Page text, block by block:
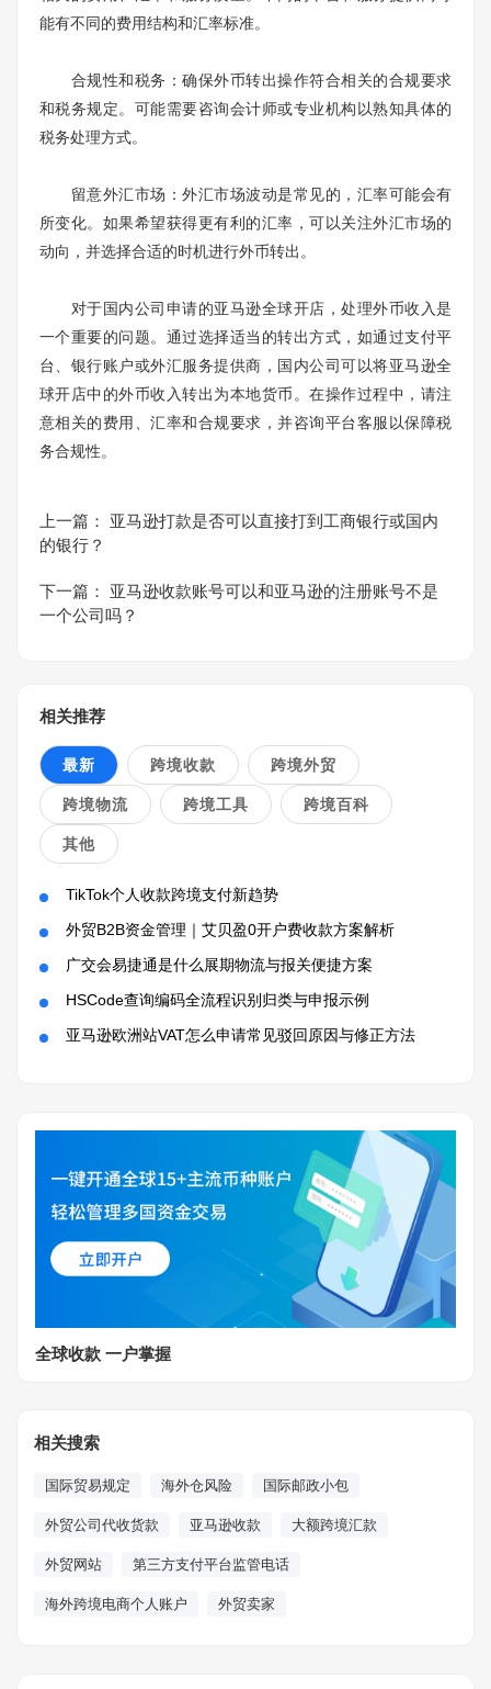
能有不同的费用结构和汇率标准。
合规性和税务：确保外币转出操作符合相关的合规要求
和税务规定。可能需要咨询会计师或专业机构以熟知具体的
税务处理方式。
留意外汇市场：外汇市场波动是常见的，汇率可能会有
所变化。如果希望获得更有利的汇率，可以关注外汇市场的
动向，并选择合适的时机进行外币转出。
对于国内公司申请的亚马逊全球开店，处理外币收入是
一个重要的问题。通过选择适当的转出方式，如通过支付平
台、银行账户或外汇服务提供商，国内公司可以将亚马逊全
球开店中的外币收入转出为本地货币。在操作过程中，请注
意相关的费用、汇率和合规要求，并咨询平台客服以保障税
务合规性。
上一篇：
亚马逊打款是否可以直接打到工商银行或国内
的银行？
下一篇：
亚马逊收款账号可以和亚马逊的注册账号不是
一个公司吗？
相关推荐
最新 跨境收款 跨境外贸
跨境物流 跨境工具 跨境百科
其他
TikTok个人收款跨境支付新趋势
外贸B2B资金管理｜艾贝盈0开户费收款方案解析
广交会易捷通是什么展期物流与报关便捷方案
HSCode查询编码全流程识别归类与申报示例
亚马逊欧洲站VAT怎么申请常见驳回原因与修正方法
全球收款 一户掌握
相关搜索
国际贸易规定 海外仓风险 国际邮政小包
外贸公司代收货款 亚马逊收款 大额跨境汇款
外贸网站 第三方支付平台监管电话
海外跨境电商个人账户 外贸卖家